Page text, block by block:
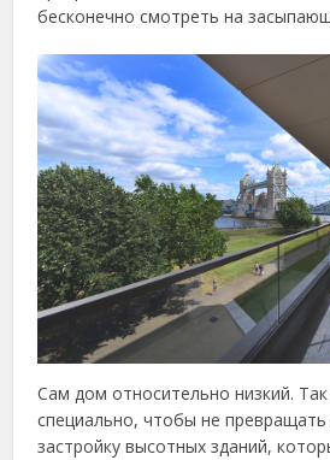
бесконечно смотреть на
Сам дом относительно низкий.
специально, чтобы не
застройку высотных зданий,